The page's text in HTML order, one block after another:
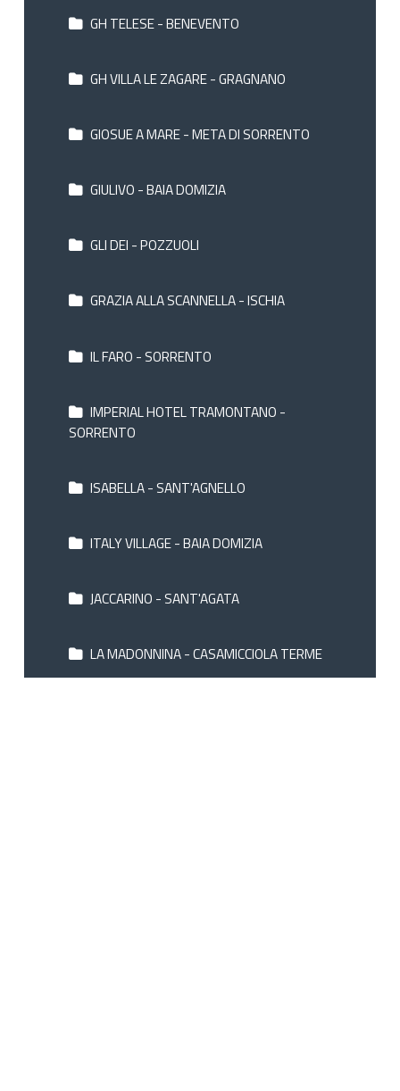
GH TELESE - BENEVENTO
GH VILLA LE ZAGARE - GRAGNANO
GIOSUE A MARE - META DI SORRENTO
GIULIVO - BAIA DOMIZIA
GLI DEI - POZZUOLI
GRAZIA ALLA SCANNELLA - ISCHIA
IL FARO - SORRENTO
IMPERIAL HOTEL TRAMONTANO -
SORRENTO
ISABELLA - SANT'AGNELLO
ITALY VILLAGE - BAIA DOMIZIA
JACCARINO - SANT'AGATA
LA MADONNINA - CASAMICCIOLA TERME